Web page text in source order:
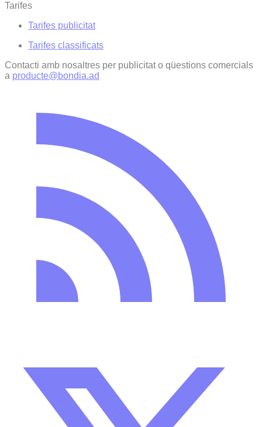
Tarifes
Tarifes publicitat
Tarifes classificats
Contacti amb nosaltres per publicitat o qüestions comercials
a producte@bondia.ad